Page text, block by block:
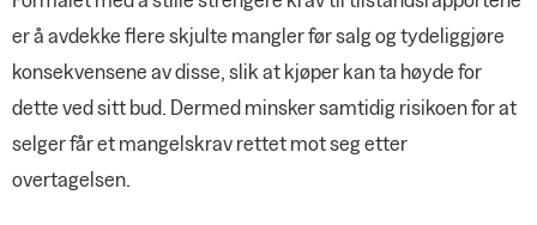
er å avdekke flere skjulte mangler før salg og tydeliggjøre
konsekvensene av disse, slik at kjøper kan ta høyde for
dette ved sitt bud. Dermed minsker samtidig risikoen for at
selger får et mangelskrav rettet mot seg etter
overtagelsen.